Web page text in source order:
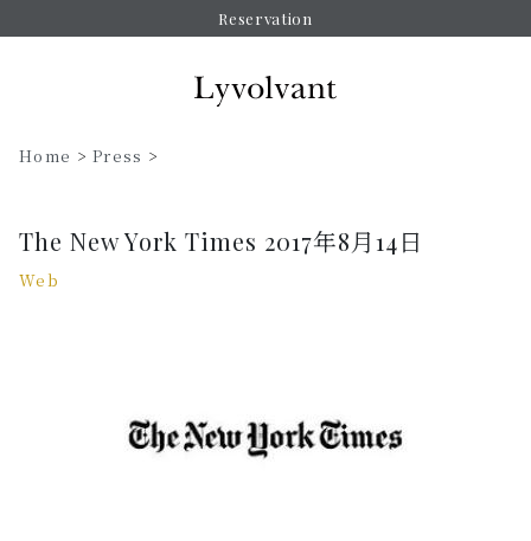
Reservation
Home >Press >
The New York Times 2017年8月14日
Web